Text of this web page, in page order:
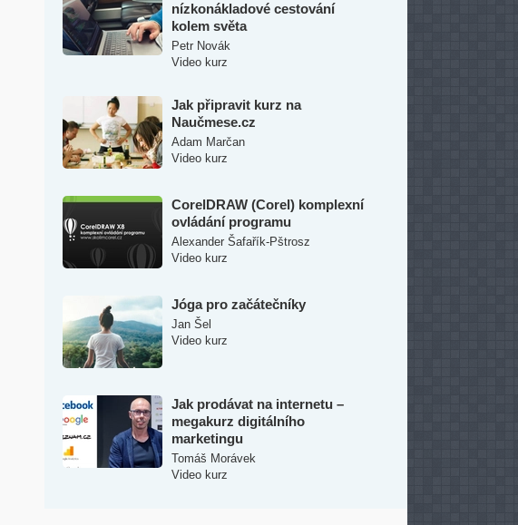
nízkonákladové cestování
kolem světa
Petr Novák
Video kurz
Jak připravit kurz na
Naučmese.cz
Adam Marčan
Video kurz
CorelDRAW (Corel) komplexní
ovládání programu
Alexander Šafařík-Pštrosz
Video kurz
Jóga pro začátečníky
Jan Šel
Video kurz
Jak prodávat na internetu –
megakurz digitálního
marketingu
Tomáš Morávek
Video kurz